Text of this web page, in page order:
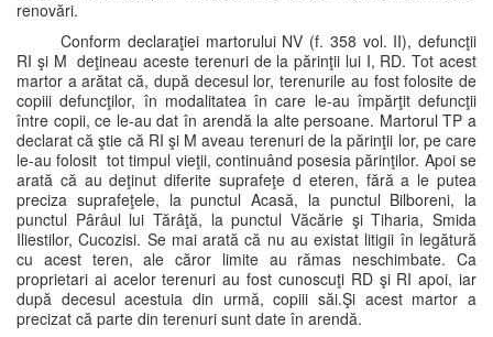
renovări.
Conform declaraţiei martorului NV (f. 358 vol. II), defuncţii
RI şi M deţineau aceste terenuri de la părinţii lui I, RD. Tot acest
martor a arătat că, după decesul lor, terenurile au fost folosite de
copiii defuncţilor, în modalitatea în care le-au împărţit defuncţii
între copii, ce le-au dat în arendă la alte persoane. Martorul TP a
declarat că ştie că RI şi M aveau terenuri de la părinţii lor, pe care
le-au folosit tot timpul vieţii, continuând posesia părinţilor. Apoi se
arată că au deţinut diferite suprafeţe d eteren, fără a le putea
preciza suprafeţele, la punctul Acasă, la punctul Bilboreni, la
punctul Pârâul lui Tărâţă, la punctul Văcărie şi Tiharia, Smida
Iliestilor, Cucozisi. Se mai arată că nu au existat litigii în legătură
cu acest teren, ale căror limite au rămas neschimbate. Ca
proprietari ai acelor terenuri au fost cunoscuţi RD şi RI apoi, iar
după decesul acestuia din urmă, copiii săi.Şi acest martor a
precizat că parte din terenuri sunt date în arendă.